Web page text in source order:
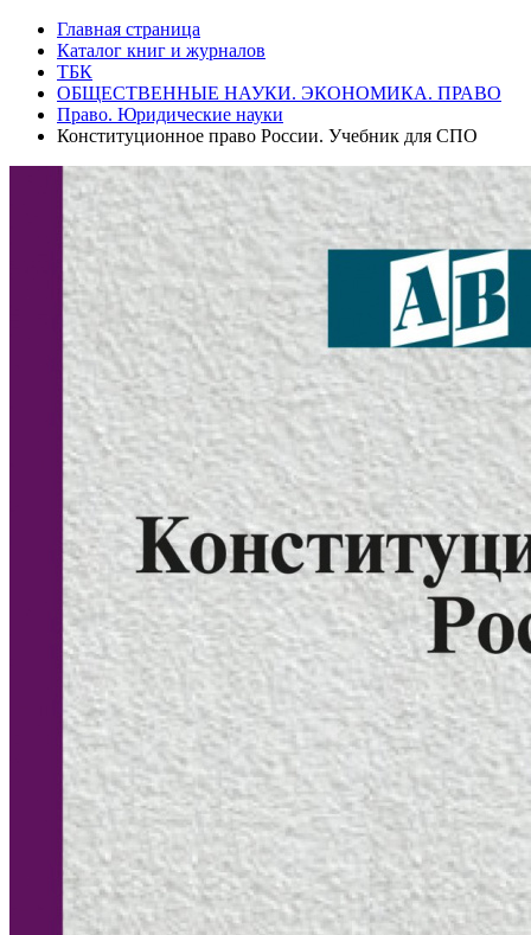
Главная страница
Каталог книг и журналов
ТБК
ОБЩЕСТВЕННЫЕ НАУКИ. ЭКОНОМИКА. ПРАВО
Право. Юридические науки
Конституционное право России. Учебник для СПО